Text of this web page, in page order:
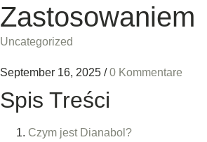
Zastosowaniem
Uncategorized
September 16, 2025 / 0 Kommentare
Spis Treści
Czym jest Dianabol?